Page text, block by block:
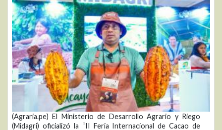
(Agraria.pe) El Ministerio de Desarrollo Agrario y Riego
(Midagri) oficializó la “II Feria Internacional de Cacao de